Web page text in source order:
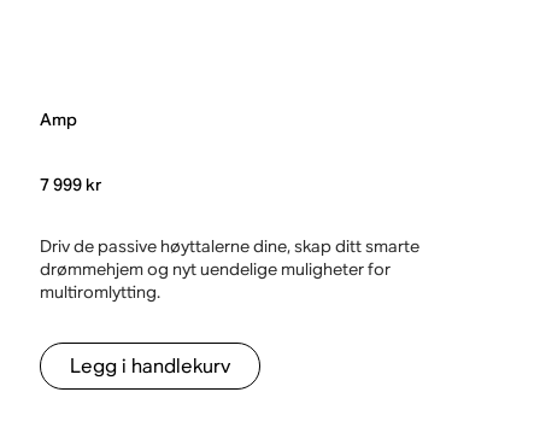
Amp
7 999 kr
Driv de passive høyttalerne dine, skap ditt smarte
drømmehjem og nyt uendelige muligheter for
multiromlytting.
Legg i handlekurv